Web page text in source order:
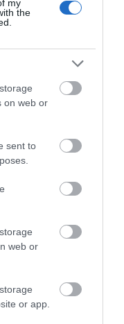
my
the
on web or
sent to
web or
or app.
κατάληξη είχε
εκδρομή
τουρίστα